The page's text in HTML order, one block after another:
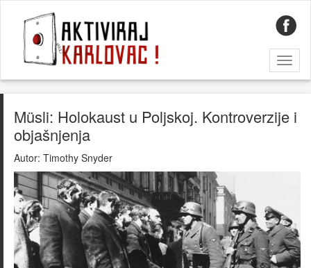
Müsli: Holokaust u Poljskoj. Kontroverzije i
objašnjenja
Autor: Timothy Snyder